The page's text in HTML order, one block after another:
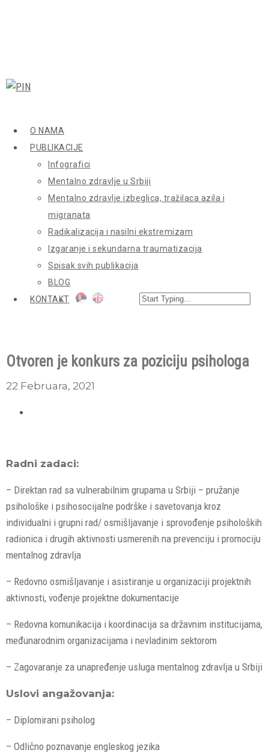
O NAMA
PUBLIKACIJE
Infografici
Mentalno zdravlje u Srbiji
Mentalno zdravlje izbeglica, tražilaca azila i
migranata
Radikalizacija i nasilni ekstremizam
Izgaranje i sekundarna traumatizacija
Spisak svih publikacija
BLOG
KONTAKT
Otvoren je konkurs za poziciju psihologa
22 Februara, 2021
Radni zadaci:
– Direktan rad sa vulnerabilnim grupama u Srbiji – pružanje
psihološke i psihosocijalne podrške i savetovanja kroz
individualni i grupni rad/ osmišljavanje i sprovođenje psiholoških
radionica i drugih aktivnosti usmerenih na prevenciju i promociju
mentalnog zdravlja
– Redovno osmišljavanje i asistiranje u organizaciji projektnih
aktivnosti, vođenje projektne dokumentacije
– Redovna komunikacija i koordinacija sa državnim institucijama,
međunarodnim organizacijama i nevladinim sektorom
– Zagovaranje za unapređenje usluga mentalnog zdravlja u Srbiji
Uslovi angažovanja:
– Diplomirani psiholog
– Odlično poznavanje engleskog jezika